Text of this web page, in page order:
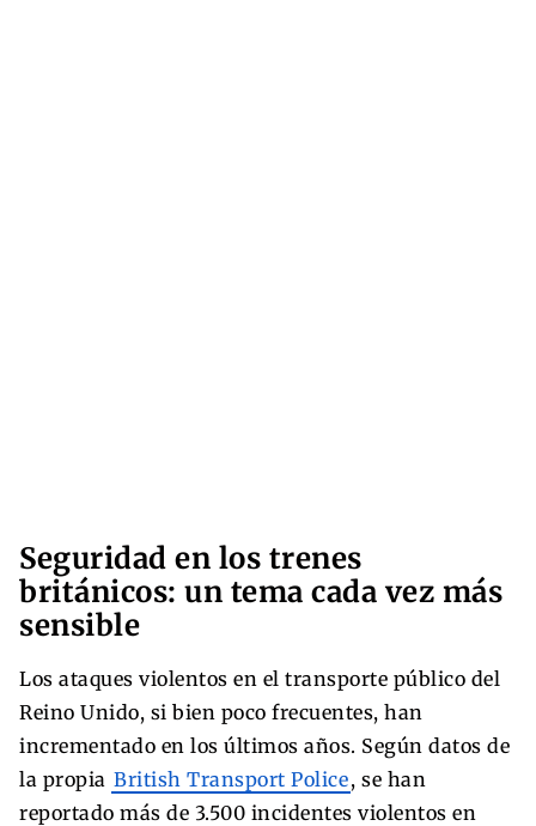
Seguridad en los trenes
británicos: un tema cada vez más
sensible
Los ataques violentos en el transporte público del
Reino Unido, si bien poco frecuentes, han
incrementado en los últimos años. Según datos de
la propia British Transport Police, se han
reportado más de 3.500 incidentes violentos en